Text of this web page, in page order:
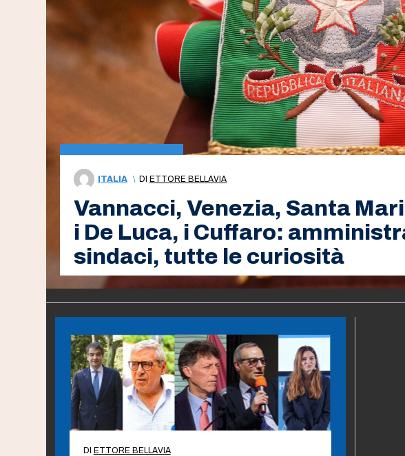
ITALIA \ DI ETTORE BELLAVIA
Vannacci, Venezia, Santa
i De Luca, i Cuffaro:
sindaci, tutte le curiosità
DI ETTORE BELLAVIA